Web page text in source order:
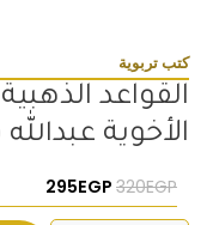
كتب تربوية
القواعد
الأخوية
320EGP السعر الأصلي هو: 320EGP.
295EGP